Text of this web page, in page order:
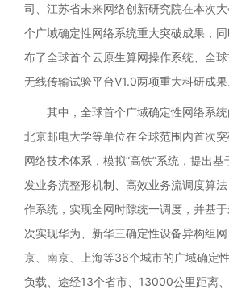
司、江苏省未来网络创新研究院在本次
个广域确定性网络系统重大突破成果，
布了全球首个云原生算网操作系统、全
无线传输试验平台V1.0两项重大科研成果
其中，全球首个广域确定性网络系
北京邮电大学等单位在全球范围内首次
网络技术体系，模拟“高铁”系统，提出
发业务流整形机制、高效业务流调度算
作系统，实现全网时隙统一调度，并基
次实现华为、新华三确定性设备异构组
京、南京、上海等36个城市的广域确定
负载、途经13个省市、13000公里距离